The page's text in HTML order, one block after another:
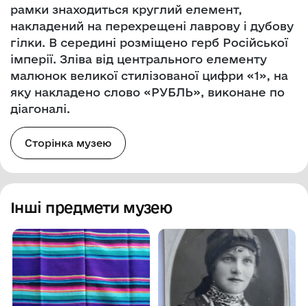
рамки знаходиться круглий елемент,
накладений на перехрещені лаврову і дубову
гілки. В середині розміщено герб Російської
імперії. Зліва від центрального елементу
малюнок великої стилізованої цифри «1», на
яку накладено слово «РУБЛЬ», виконане по
діагоналі.
Сторінка музею
Інші предмети музею